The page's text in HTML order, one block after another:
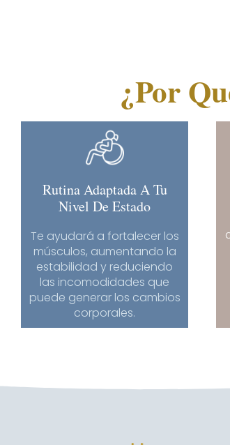
¿Por
Rutina Adaptada A Tu
Nivel De Estado
Te ayudará a fortalecer los
músculos, aumentando la
estabilidad y reduciendo
las incomodidades que
puede generar los cambios
corporales.